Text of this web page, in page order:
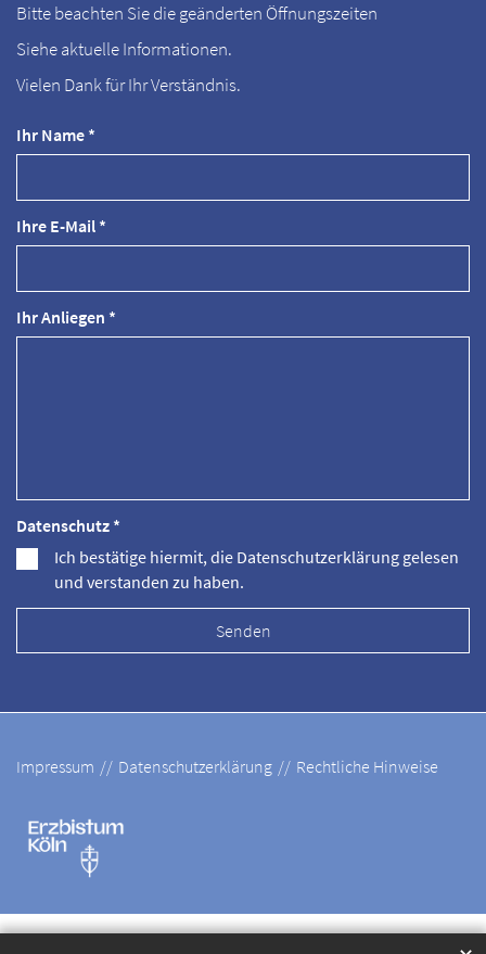
Ihr Name *
Ihre E-Mail *
Ihr Anliegen *
Datenschutz *
Ich bestätige hiermit, die Datenschutzerklärung gelesen
und verstanden zu haben.
Bitte beachten Sie die geänderten Öffnungszeiten
Siehe aktuelle Informationen.
Vielen Dank für Ihr Verständnis.
Impressum Datenschutzerklärung Rechtliche Hinweise